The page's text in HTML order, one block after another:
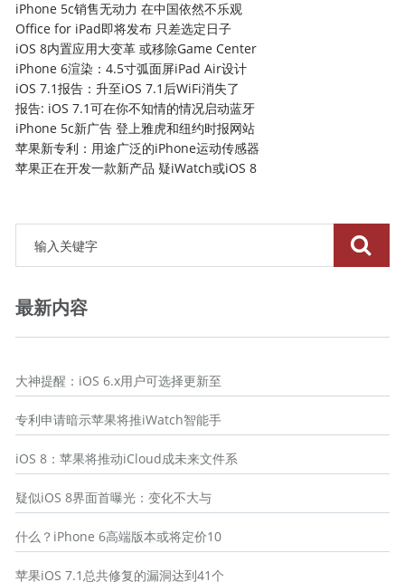
iPhone 5c销售无动力 在中国依然不乐观
Office for iPad即将发布 只差选定日子
iOS 8内置应用大变革 或移除Game Center
iPhone 6渲染：4.5寸弧面屏iPad Air设计
iOS 7.1报告：升至iOS 7.1后WiFi消失了
报告: iOS 7.1可在你不知情的情况启动蓝牙
iPhone 5c新广告 登上雅虎和纽约时报网站
苹果新专利：用途广泛的iPhone运动传感器
苹果正在开发一款新产品 疑iWatch或iOS 8
最新内容
大神提醒：iOS 6.x用户可选择更新至
专利申请暗示苹果将推iWatch智能手
iOS 8：苹果将推动iCloud成未来文件系
疑似iOS 8界面首曝光：变化不大与
什么？iPhone 6高端版本或将定价10
苹果iOS 7.1总共修复的漏洞达到41个